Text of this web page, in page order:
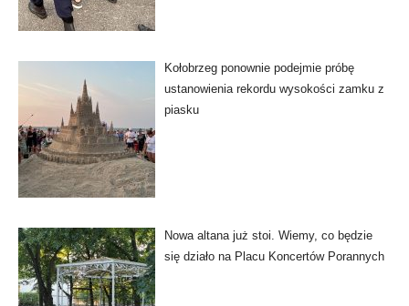
Kołobrzeg ponownie podejmie próbę
ustanowienia rekordu wysokości zamku z
piasku
Nowa altana już stoi. Wiemy, co będzie
się działo na Placu Koncertów Porannych